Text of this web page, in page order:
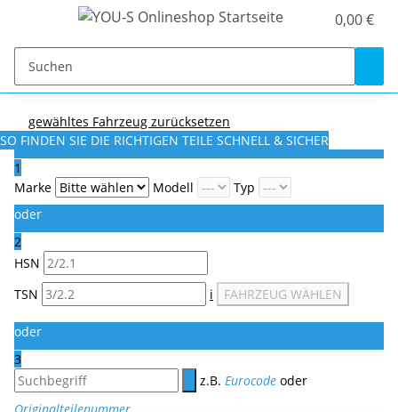
0,00 €
gewähltes Fahrzeug zurücksetzen
SO FINDEN SIE DIE RICHTIGEN TEILE SCHNELL & SICHER
1
Marke
Modell
Typ
oder
2
HSN
TSN
i FAHRZEUG WÄHLEN
oder
3
z.B. Eurocode oder